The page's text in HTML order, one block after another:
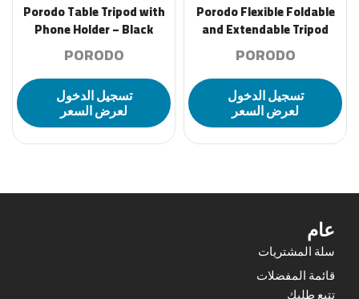
Porodo Flexible Foldable
and Extendable Tripod
with Phone Holder – Black
PORODO
تسجيل الدخول
لعرض السعر
Porodo Table Tripod with
Phone Holder – Black
PORODO
تسجيل الدخول
لعرض السعر
عام
سلة المشتريات
قائمة المفضلات